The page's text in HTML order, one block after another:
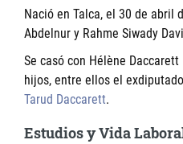
Nació en Talca, el 30 de abril
Abdelnur y Rahme Siwady
Se casó con Hélène
hijos, entre ellos el
Tarud Daccarett.
Estudios y Vida